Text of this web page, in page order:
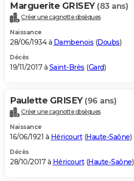
Marguerite GRISEY (83 ans)
Créer une cagnotte obsèques
Naissance
28/06/1934 à Dambenois (Doubs)
Décès
19/11/2017 à Saint-Brès (Gard)
Paulette GRISEY (96 ans)
Créer une cagnotte obsèques
Naissance
16/06/1921 à Héricourt(Haute-Saône)
Décès
28/10/2017 à Héricourt(Haute-Saône)